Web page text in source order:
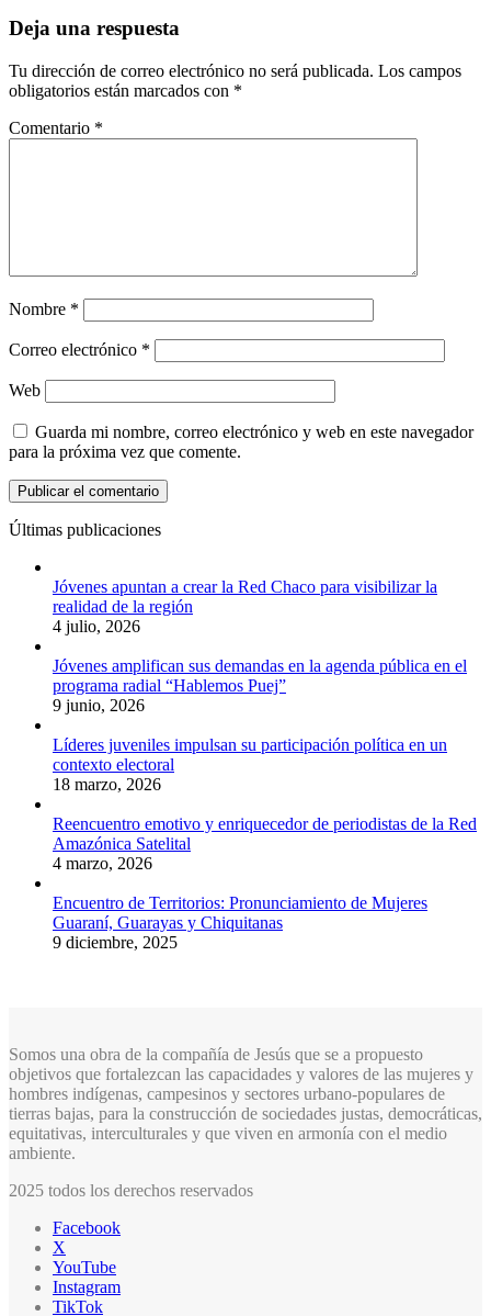
Deja una respuesta
Tu dirección de correo electrónico no será publicada. Los campos
obligatorios están marcados con *
Comentario *
Nombre *
Correo electrónico *
Web
Guarda mi nombre, correo electrónico y web en este navegador
para la próxima vez que comente.
Últimas publicaciones
Jóvenes apuntan a crear la Red Chaco para visibilizar la
realidad de la región
4 julio, 2026
Jóvenes amplifican sus demandas en la agenda pública en el
programa radial “Hablemos Puej”
9 junio, 2026
Líderes juveniles impulsan su participación política en un
contexto electoral
18 marzo, 2026
Reencuentro emotivo y enriquecedor de periodistas de la Red
Amazónica Satelital
4 marzo, 2026
Encuentro de Territorios: Pronunciamiento de Mujeres
Guaraní, Guarayas y Chiquitanas
9 diciembre, 2025
Somos una obra de la compañía de Jesús que se a propuesto
objetivos que fortalezcan las capacidades y valores de las mujeres y
hombres indígenas, campesinos y sectores urbano-populares de
tierras bajas, para la construcción de sociedades justas, democráticas,
equitativas, interculturales y que viven en armonía con el medio
ambiente.
2025 todos los derechos reservados
Facebook
X
YouTube
Instagram
TikTok